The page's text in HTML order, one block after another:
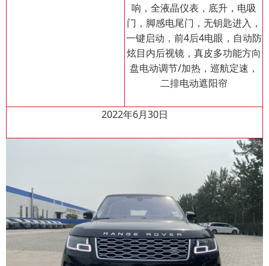
响，全液晶仪表，底升，电吸
门，脚感电尾门，无钥匙进入，
一键启动，前4后4电眼，自动防
炫目内后视镜，真皮多功能方向
盘电动调节/加热，巡航定速，
二排电动遮阳帘
2022年6月30日